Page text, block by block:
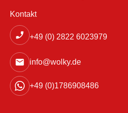
Kontakt
+49 (0) 2822 6023979
info@wolky.de
+49 (0)1786908486